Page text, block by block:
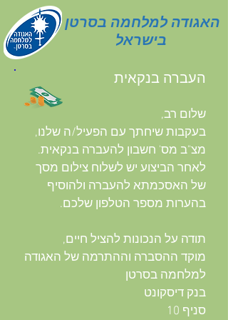
האגודה למלחמה בסרטן
בישראל
העברה בנקאית
שלום רב,
בעקבות שיחתך עם הפעיל/ה שלנו,
מצ"ב מס' חשבון להעברה בנקאית.
לאחר הביצוע יש לשלוח צילום מסך
של האסכמתא להעברה ולהוסיף
בהערות מספר הטלפון שלכם.
תודה על הנכונות להציל חיים,
מוקד ההסברה וההתרמה של האגודה
למלחמה בסרטן
בנק דיסקונט
סניף 10